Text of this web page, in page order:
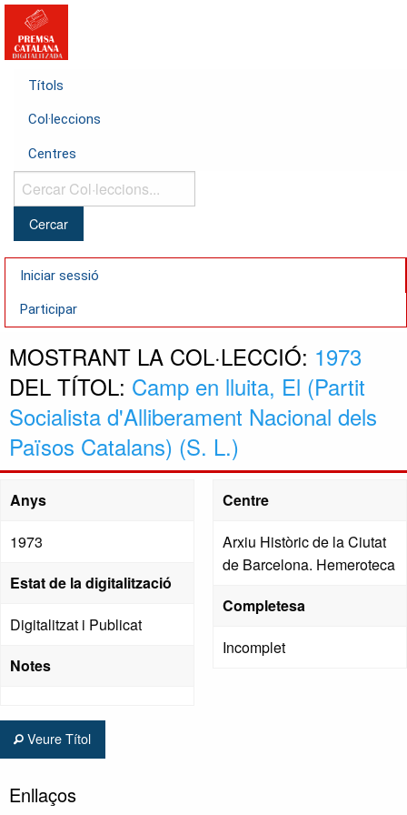
Títols
Col·leccions
Centres
Cercar
Col·leccions...
Iniciar sessió
Participar
MOSTRANT LA COL·LECCIÓ: 1973
DEL TÍTOL: Camp en lluita, El (Partit
Socialista d'Alliberament Nacional dels
Països Catalans) (S. L.)
Anys
1973
Estat de la digitalització
Digitalitzat i Publicat
Notes
Centre
Arxiu Històric de la Ciutat
de Barcelona. Hemeroteca
Completesa
Incomplet
Veure Títol
Enllaços